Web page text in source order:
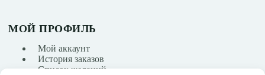
МОЙ ПРОФИЛЬ
Мой аккаунт
История заказов
Список желаний